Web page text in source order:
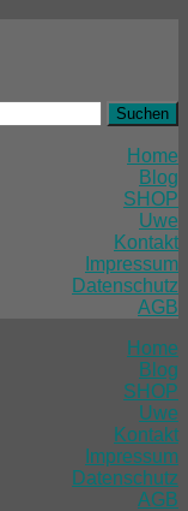
Home
Blog
SHOP
Uwe
Kontakt
Impressum
Datenschutz
AGB
Home
Blog
SHOP
Uwe
Kontakt
Impressum
Datenschutz
AGB